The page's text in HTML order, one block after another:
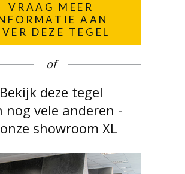
VRAAG MEER
AAN
DEZE TEGEL
of
Bekijk deze tegel
nog vele anderen -
showroom XL